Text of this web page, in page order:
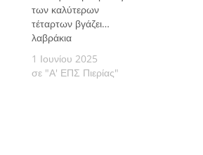
των καλύτερων
τέταρτων βγάζει…
λαβράκια
1 Ιουνίου 2025
σε "Α' ΕΠΣ Πιερίας"